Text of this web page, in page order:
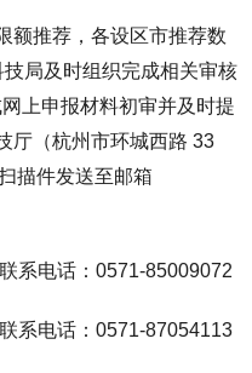
额推荐，各设区市推荐数
局及时组织完成相关审核
上申报材料初审并及时提
厅（杭州市环城西路 33
描件发送至邮箱
系电话：0571-85009072
系电话：0571-87054113